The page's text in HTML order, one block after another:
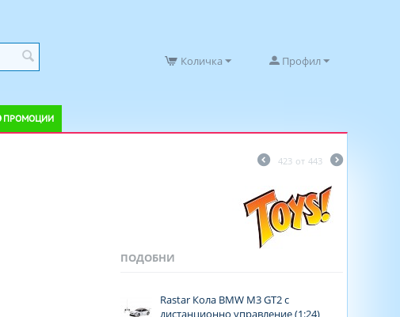
Профил
Количка
ПРОМОЦИИ
423 от 443
ПОДОБНИ
Rastar Кола BMW M3 GT2 с
дистанционно управление (1:24)